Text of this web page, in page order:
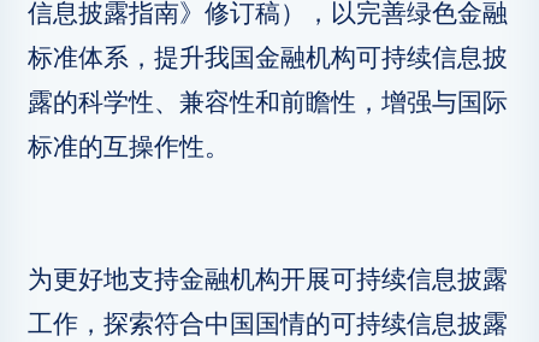
信息披露指南》修订稿），以完善绿色金融
标准体系，提升我国金融机构可持续信息披
露的科学性、兼容性和前瞻性，增强与国际
标准的互操作性。
为更好地支持金融机构开展可持续信息披露
工作，探索符合中国国情的可持续信息披露